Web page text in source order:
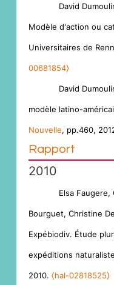
David
Modèle d'action ou
Universitaires de
00681854⟩
David
modèle latino-
Nouvelle, pp.460,
Rapport
2010
Elsa Faugere,
Bourguet, Christine
Expébiodiv. Étude
expéditions
2010. ⟨hal-02818525⟩